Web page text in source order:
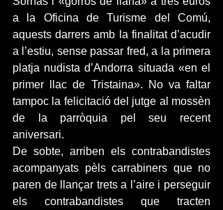
a la Oficina de Turisme del Comú,
aquests darrers amb la finalitat d’acudir
a l’estiu, sense passar fred, a la primera
platja nudista d’Andorra situada «en el
primer llac de Tristaina». No va faltar
tampoc la felicitació del jutge al mossèn
de la parròquia pel seu recent
aniversari.
De sobte, arriben els contrabandistes
acompanyats pèls carrabiners que no
paren de llançar trets a l’aire i perseguir
els contrabandistes que tracten